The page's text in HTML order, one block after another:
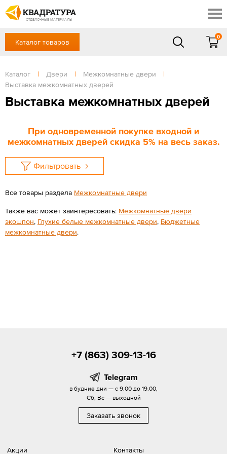
ОТДЕЛОЧНЫЕ МАТЕРИАЛЫ
Скидки
Акции
Готовые решения
Доставка и оплата
Отзывы
+7 (863) 309-13-16
Сб, Вс — выходной
ЗАКАЗАТЬ ЗВОНОК
Вход / Регистрация
Каталог товаров
0
Каталог | Двери | Межкомнатные двери
|
Выставка межкомнатных дверей
Выставка межкомнатных дверей
При одновременной покупке входной и
межкомнатных дверей скидка 5% на весь заказ.
Фильтровать
Все товары раздела Межкомнатные двери
Также вас может заинтересовать: Межкомнатные двери
экошпон, Глухие белые межкомнатные двери, Бюджетные
межкомнатные двери.
Акции Контакты
+7 (863) 309-13-16
Telegram
в будние дни — с 9.00 до 19.00,
Сб, Вс — выходной
Заказать звонок